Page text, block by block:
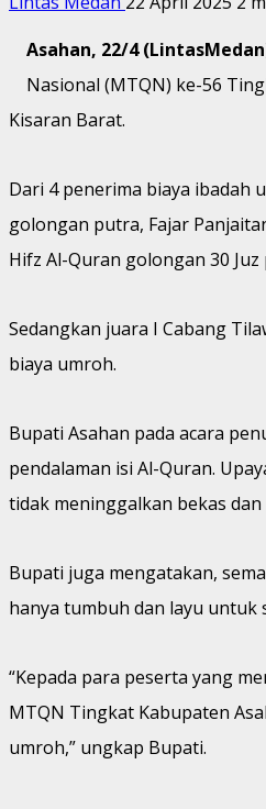
Asahan, 22/4
Nasional (MTQN) ke-56
Kisaran Barat.
Dari 4 penerima biaya ibadah
golongan putra, Fajar
Hifz Al-Quran golongan 30
Sedangkan juara I Cabang
biaya umroh.
Bupati Asahan pada acara
pendalaman isi Al-Quran.
tidak meninggalkan bekas
Bupati juga mengatakan,
hanya tumbuh dan layu untuk
“Kepada para peserta yang
MTQN Tingkat Kabupaten
umroh,” ungkap Bupati.